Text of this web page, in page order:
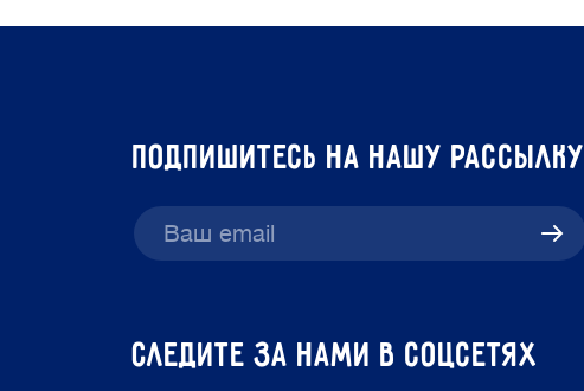
подпишитесь на нашу рассылку
Следите за нами в соцсетях